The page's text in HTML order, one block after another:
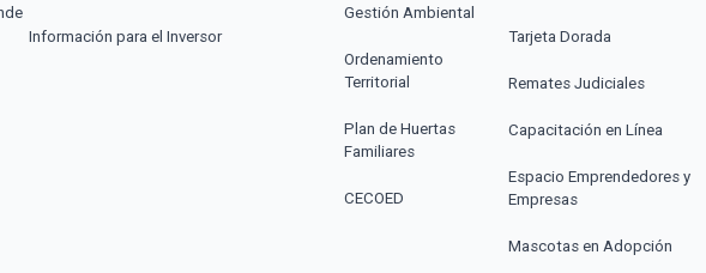
Información para el Inversor
Gestión Ambiental
Ordenamiento
Territorial
Plan de Huertas
Familiares
CECOED
Tarjeta Dorada
Remates Judiciales
Capacitación en Línea
Espacio Emprendedores y
Empresas
Mascotas en Adopción